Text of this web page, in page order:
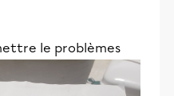
le problèmes